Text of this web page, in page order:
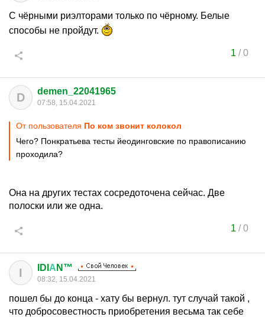
С чёрными риэлторами только по чёрному. Белые
способы не пройдут.
1 /0
D demen_22041965
07:58, 15.04.2021
От пользователя По ком звонит колокол
Чего? Понкратьева тесты йеодинговские по правописанию
проходила?
Она на других тестах сосредоточена сейчас. Две
полоски или же одна.
1 /0
I IDI А N™
08:32, 15.04.2021
пошел бы до конца - хату бы вернул. тут случай такой ,
что добросовестность приобретения весьма так себе